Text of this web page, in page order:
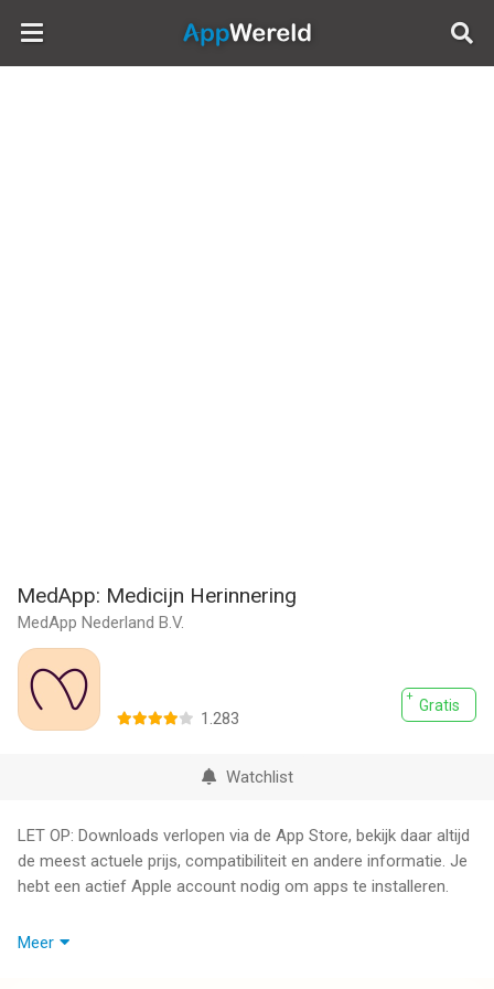
AppWereld
MedApp: Medicijn Herinnering
MedApp Nederland B.V.
Gratis
1.283
Watchlist
LET OP: Downloads verlopen via de App Store, bekijk daar altijd
de meest actuele prijs, compatibiliteit en andere informatie. Je
hebt een actief Apple account nodig om apps te installeren.
MEDAPP: JOUW HANDIGE MEDICIJNAPP
Meer